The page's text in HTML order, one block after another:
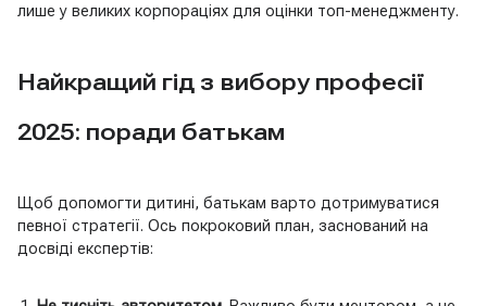
лише у великих корпораціях для оцінки топ-менеджменту.
Найкращий гід з вибору професії
2025: поради батькам
Щоб допомогти дитині, батькам варто дотримуватися
певної стратегії. Ось покроковий план, заснований на
досвіді експертів: